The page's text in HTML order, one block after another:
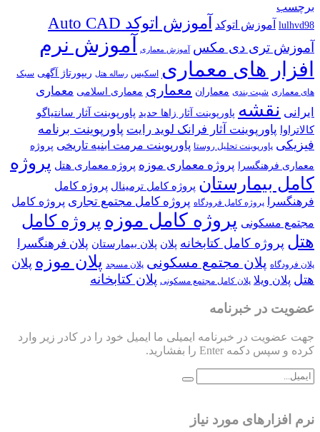
برچسب
lulhvd98 آموزش اتوکد آموزش اتوکد Auto CAD
آموزش تری دی مکس آموزش معماری
آموزش نرم
افزار های معماری
اسکیس رساله هتل ریپورتاژ آگهی سبک
های معماری شیت بندی معماران معماری معماری اسلامی معماری
ایرانی نقشه پاورپوینت آثار زاها حدید پاورپوینت آثار سانتیاگو
کالاتراوا
پاورپوینت آثار فرانک لوید رایت پاورپوینت برنامه
فیزیکی پاورپوینت تحلیل روستا پاورپوینت مرمت ابنیه تاریخی پروژه
معماری فرهنگسرا
پروژه معماری موزه پروژه معماری هتل پروژه
کامل بیمارستان پروژه کامل ترمینال پروژه کامل
فرهنگسرا
پروژه کامل فرودگاه پروژه کامل مجتمع تجاری پروژه کامل
مجتمع مسکونی پروژه کامل موزه پروژه کامل
هتل پروژه کامل کتابخانه پلان پلان بیمارستان پلان فرهنگسرا
پلان فرودگاه پلان مجتمع مسکونی پلان مسجد پلان موزه پلان
هتل پلان ویلا پلان کامل مجتمع مسکونی پلان کتابخانه
عضویت در خبرنامه
جهت عضویت در خبرنامه ایمیلی ما ایمیل خود را در کادر زیر وارد
کرده و سپس دکمه Enter را بفشارید.
نرم افزارهای مورد نیاز